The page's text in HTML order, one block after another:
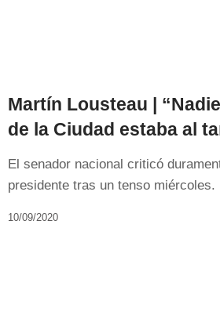
Martín Lousteau |
de la Ciudad estaba al
El senador nacional criticó
presidente tras un tenso miércoles.
10/09/2020